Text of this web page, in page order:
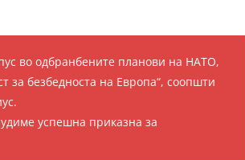
во одбранбените планови на НАТО,
за безбедноста на Европа“, соопшти
успешна приказна за